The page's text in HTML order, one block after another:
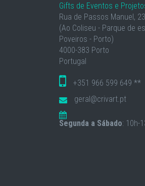
Gifts de Eventos e
Rua de Passos Manuel,
(Ao Coliseu - Parque de
Poveiros - Porto)
4000-383 Porto
Portugal
+351 966 599 649 **
geral@crivart.pt
Segunda a Sábado: 10h-